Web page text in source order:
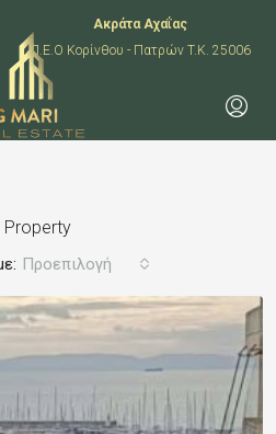
Ακράτα Αχαΐας
Π.Ε.Ο Κορίνθου - Πατρών T.K. 25006
Property
Προεπιλογή